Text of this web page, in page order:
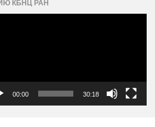
КБНЦ РАН
00:00 30:18